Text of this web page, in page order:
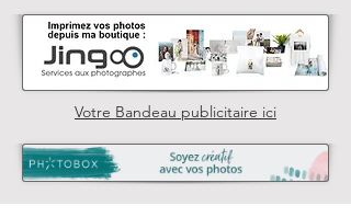
Votre Bandeau publicitaire ici